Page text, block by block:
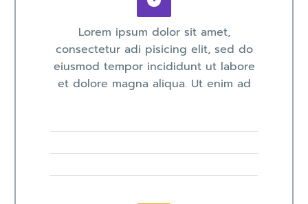
Lorem ipsum dolor sit amet,
consectetur adi pisicing elit, sed do
eiusmod tempor incididunt ut labore
et dolore magna aliqua. Ut enim ad